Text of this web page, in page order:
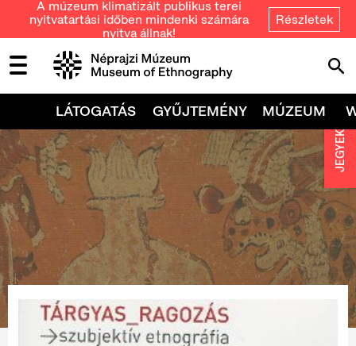
A múzeum klimatizált publikus terei
nyitvatartási időben mindenki számára
nyitva állnak!
Részletek
LÁTOGATÁS GYŰJTEMÉNY MÚZEUM
JEGYEK